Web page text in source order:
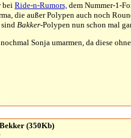
bei Ride-n-Rumors, dem Nummer-1-
die außer Polypen auch noch
sind Bakker-Polypen nun schon mal
Sonja umarmen, da diese
(350Kb)